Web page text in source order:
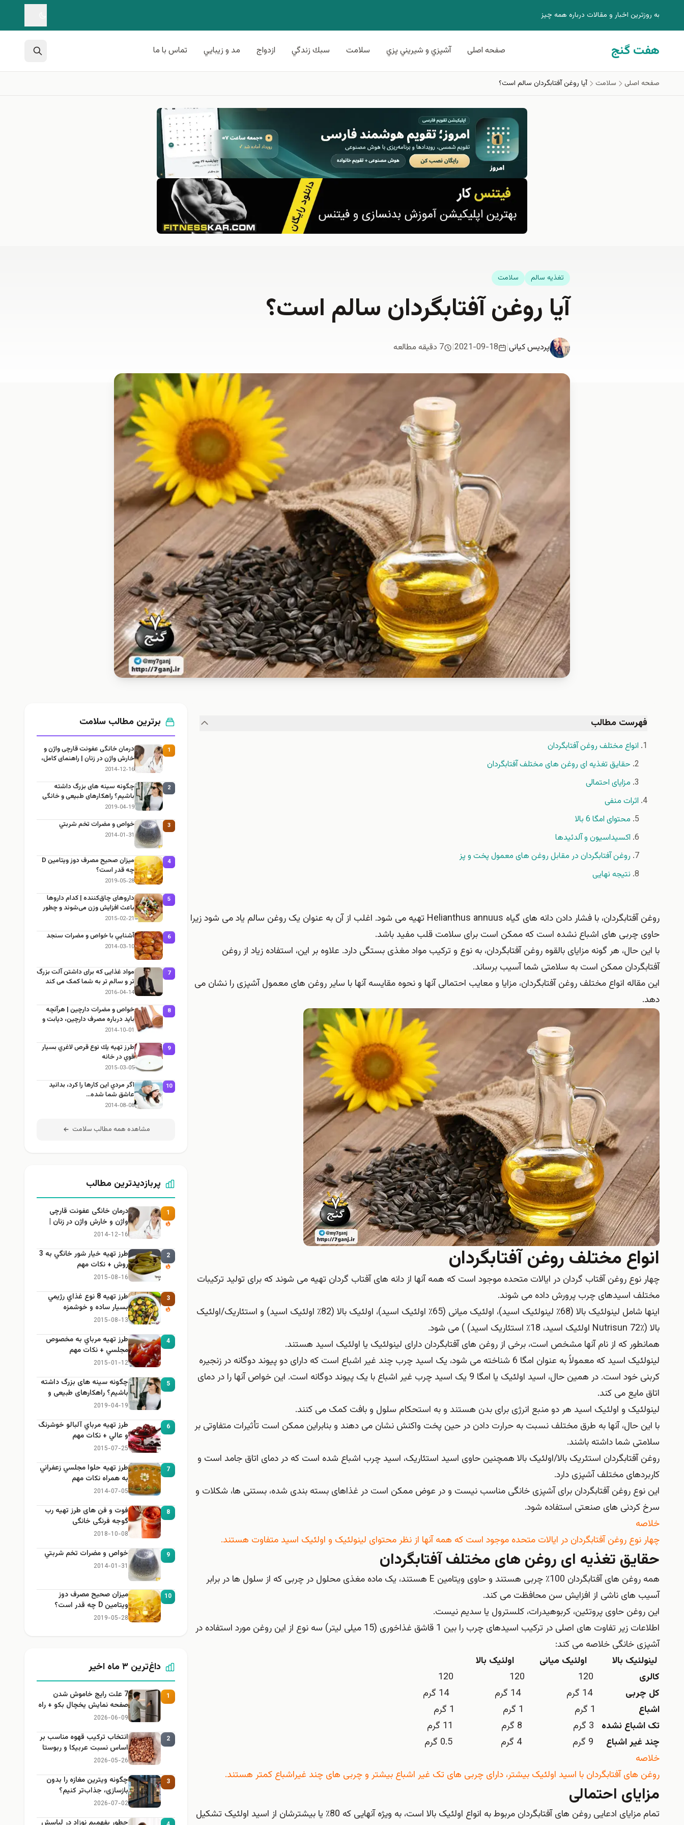
به روزترين اخبار و مقالات درباره همه چيز
هفت گنج صفحه اصلی آشپزي و شيريني پزي سلامت سبك زندگي ازدواج مد و زيبايي تماس با ما
صفحه اصلی سلامت آیا روغن آفتابگردان سالم است؟
تغذيه سالم سلامت
آیا روغن آفتابگردان سالم است؟
پردیس کیانی|
2021-09-18
| 7 دقیقه مطالعه
فهرست مطالب
انواع مختلف روغن آفتابگردان
حقایق تغذیه ای روغن های مختلف آفتابگردان
مزایای احتمالی
اثرات منفی
محتوای امگا 6 بالا
اکسیداسیون و آلدئیدها
روغن آفتابگردان در مقابل روغن های معمول پخت و پز
نتیجه نهایی
روغن آفتابگردان، با فشار دادن دانه های گیاه Helianthus annuus تهیه می شود. اغلب از آن به عنوان یک روغن سالم یاد می شود زیرا
حاوی چربی های اشباع نشده است که ممکن است برای سلامت قلب مفید باشد.
با این حال، هر گونه مزایای بالقوه روغن آفتابگردان، به نوع و ترکیب مواد مغذی بستگی دارد. علاوه بر این، استفاده زیاد از روغن
آفتابگردان ممکن است به سلامتی شما آسیب برساند.
این مقاله انواع مختلف روغن آفتابگردان، مزایا و معایب احتمالی آنها و نحوه مقایسه آنها با سایر روغن های معمول آشپزی را نشان می
دهد.
انواع مختلف روغن آفتابگردان
چهار نوع روغن آفتاب گردان در ایالات متحده موجود است که همه آنها از دانه های آفتاب گردان تهیه می شوند که برای تولید ترکیبات
مختلف اسیدهای چرب پرورش داده می شوند.
اینها شامل لینولئیک بالا (68٪ لینولئیک اسید)، اولئیک میانی (65٪ اولئیک اسید)، اولئیک بالا (82٪ اولئیک اسید) و استئاریک/اولئیک
بالا (Nutrisun 72٪ اولئیک اسید، 18٪ استئاریک اسید) ) می شود.
همانطور که از نام آنها مشخص است، برخی از روغن های آفتابگردان دارای لینولئیک یا اولئیک اسید هستند.
لینولئیک اسید که معمولاً به عنوان امگا 6 شناخته می شود، یک اسید چرب چند غیر اشباع است که دارای دو پیوند دوگانه در زنجیره
کربنی خود است. در همین حال، اسید اولئیک یا امگا 9 یک اسید چرب غیر اشباع با یک پیوند دوگانه است. این خواص آنها را در دمای
اتاق مایع می کند.
لینولئیک و اولئیک اسید هر دو منبع انرژی برای بدن هستند و به استحکام سلول و بافت کمک می کنند.
با این حال، آنها به طرق مختلف نسبت به حرارت دادن در حین پخت واکنش نشان می دهند و بنابراین ممکن است تأثیرات متفاوتی بر
سلامتی شما داشته باشند.
روغن آفتابگردان استئریک بالا/اولئیک بالا همچنین حاوی اسید استئاریک، اسید چرب اشباع شده است که در دمای اتاق جامد است و
کاربردهای مختلف آشپزی دارد.
این نوع روغن آفتابگردان برای آشپزی خانگی مناسب نیست و در عوض ممکن است در غذاهای بسته بندی شده، بستنی ها، شکلات و
سرخ کردنی های صنعتی استفاده شود.
خلاصه
چهار نوع روغن آفتابگردان در ایالات متحده موجود است که همه آنها از نظر محتوای لینولئیک و اولئیک اسید متفاوت هستند.
حقایق تغذیه ای روغن های مختلف آفتابگردان
همه روغن های آفتابگردان 100٪ چربی هستند و حاوی ویتامین E هستند، یک ماده مغذی محلول در چربی که از سلول ها در برابر
آسیب های ناشی از افزایش سن محافظت می کند.
این روغن حاوی پروتئین، کربوهیدرات، کلسترول یا سدیم نیست.
اطلاعات زیر تفاوت های اصلی در ترکیب اسیدهای چرب را بین 1 قاشق غذاخوری (15 میلی لیتر) سه نوع از این روغن مورد استفاده در
آشپزی خانگی خلاصه می کند:
لینولئیک بالا
اولئیک میانی
اولئیک بالا
کالری
کل چربی 14 گرم 14 گرم 14 گرم
اشباع
تک اشباع نشده
چند غیر اشباع
خلاصه
روغن های آفتابگردان با اسید اولئیک بیشتر، دارای چربی های تک غیر اشباع بیشتر و چربی های چند غیراشباع کمتر هستند.
مزایای احتمالی
تمام مزایای ادعایی روغن های آفتابگردان مربوط به انواع اولئیک بالا است، به ویژه آنهایی که 80٪ یا بیشترشان از اسید اولئیک تشکیل
برترین مطالب سلامت
1
درمان خانگی عفونت قارچی واژن و
خارش واژن در زنان | راهنمای کامل،
ایمن و کاربردی
2014-12-16
2
چگونه سینه های بزرگ داشته
باشیم؟ راهکارهای طبیعی و خانگی
برای بزرگ کردن سینه
2019-04-19
3 خواص و مضرات تخم شربتي
2014-01-31
4
میزان صحیح مصرف دوز ویتامین D
چه قدر است؟
2019-05-28
5
داروهای چاق‌کننده | کدام داروها
باعث افزایش وزن می‌شوند و چطور
جلوش را بگیریم؟
2015-02-21
6 آشنايي با خواص و مضرات سنجد
2014-03-10
7
مواد غذایی که برای داشتن آلت بزرگ
تر و سالم تر به شما کمک می کند
2016-04-14
8
خواص و مضرات دارچین | هرآنچه
باید درباره مصرف دارچین، دیابت و
لاغری بدانید
2014-10-01
9
طرز تهيه يك نوع قرص لاغري بسيار
قوي در خانه
2015-03-05
10
اگر مردي اين كارها را كرد، بدانيد
عاشق شما شده…
2014-08-08
مشاهده همه مطالب سلامت
پربازدیدترین مطالب
1
درمان خانگی عفونت قارچی
واژن و خارش واژن در زنان |
راهنمای کامل، ایمن و کاربردی
2014-12-16
2
طرز تهيه خیار شور خانگي به 3
روش + نكات مهم
2015-08-16
3
طرز تهيه 8 نوع غذاي رژيمي
بسيار ساده و خوشمزه
2015-08-13
4
طرز تهيه مرباي به مخصوص
مجلسي + نكات مهم
2015-01-12
5
چگونه سینه های بزرگ داشته
باشیم؟ راهکارهای طبیعی و
خانگی برای بزرگ کردن سینه
2019-04-19
6
طرز تهيه مرباي آلبالو خوشرنگ
و عالي + نكات مهم
2015-07-25
7
طرز تهيه حلوا مجلسي زعفراني
به همراه نكات مهم
2014-07-05
8
فوت و فن های طرز تهیه رب
گوجه فرنگی خانگی
2018-10-08
9 خواص و مضرات تخم شربتي
2014-01-31
10
میزان صحیح مصرف دوز
ویتامین D چه قدر است؟
2019-05-28
داغ‌ترین ۳ ماه اخیر
1
7 علت رایج خاموش شدن
صفحه نمایش یخچال بکو + راه
حل
2026-06-09
2
انتخاب ترکیب قهوه مناسب بر
اساس نسبت عربیکا و ربوستا
2026-05-26
3
چگونه ویترین مغازه را بدون
بازسازی، جذاب‌تر کنیم؟
2026-07-02